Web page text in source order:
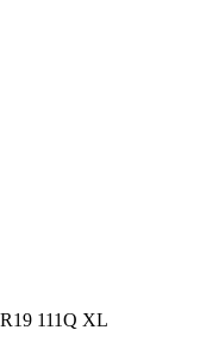
111Q XL